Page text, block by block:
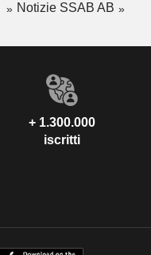
Notizie SSAB AB
+ 1.300.000
iscritti